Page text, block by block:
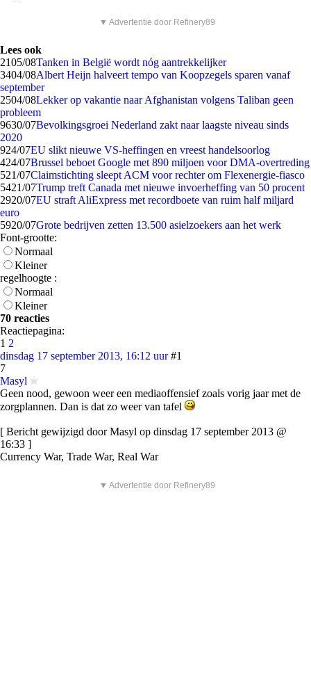
▼ Advertentie door Refinery89
Lees ook
2105/08Tanken in België wordt nóg aantrekkelijker
3404/08Albert Heijn halveert tempo van Koopzegels sparen vanaf
september
2504/08Lekker op vakantie naar Afghanistan volgens Taliban geen
probleem
9630/07Bevolkingsgroei Nederland zakt naar laagste niveau sinds
2020
924/07EU slikt nieuwe VS-heffingen en vreest handelsoorlog
424/07Brussel beboet Google met 890 miljoen voor DMA-overtreding
521/07Claimstichting sleept ACM voor rechter om Flexenergie-fiasco
5421/07Trump treft Canada met nieuwe invoerheffing van 50 procent
2920/07EU straft AliExpress met recordboete van ruim half miljard
euro
5920/07Grote bedrijven zetten 13.500 asielzoekers aan het werk
Font-grootte:
Normaal
Kleiner
regelhoogte :
Normaal
Kleiner
70 reacties
Reactiepagina:
1 2
dinsdag 17 september 2013, 16:12 uur #1
7
Masyl
Geen nood, gewoon weer een mediaoffensief zoals vorig jaar met de
zorgplannen. Dan is dat zo weer van tafel
[ Bericht gewijzigd door Masyl op dinsdag 17 september 2013 @
16:33 ]
Currency War, Trade War, Real War
▼ Advertentie door Refinery89